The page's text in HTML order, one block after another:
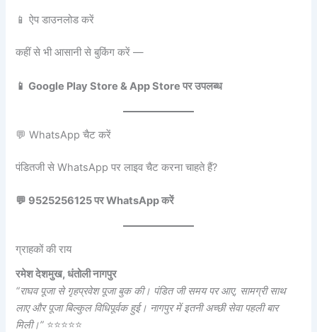
📱 ऐप डाउनलोड करें
कहीं से भी आसानी से बुकिंग करें —
📱 Google Play Store & App Store पर उपलब्ध
💬 WhatsApp चैट करें
पंडितजी से WhatsApp पर लाइव चैट करना चाहते हैं?
💬 9525256125 पर WhatsApp करें
ग्राहकों की राय
रमेश देशमुख, धंतोली नागपुर
“राघव पूजा से गृहप्रवेश पूजा बुक की। पंडित जी समय पर आए, सामग्री साथ
लाए और पूजा बिल्कुल विधिपूर्वक हुई। नागपुर में इतनी अच्छी सेवा पहली बार
मिली।” ⭐⭐⭐⭐⭐